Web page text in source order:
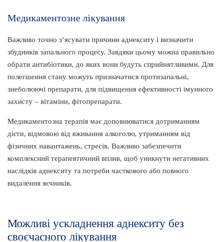
Медикаментозне лікування
Важливо точно з’ясувати причини аднекситу і визначити
збудників запального процесу. Завдяки цьому можна правильно
обрати антибіотики, до яких вони будуть сприйнятливими. Для
полегшення стану можуть призначатися протизапальні,
знеболюючі препарати, для підвищення ефективності імунного
захисту – вітаміни, фітопрепарати.
Медикаментозна терапія має доповнюватися дотриманням
дієти, відмовою від вживання алкоголю, утриманням від
фізичних навантажень, стресів. Важливо забезпечити
комплексний терапевтичний вплив, щоб уникнути негативних
наслідків аднекситу та потреби часткового або повного
видалення яєчників.
Можливі ускладнення аднекситу без
своєчасного лікування